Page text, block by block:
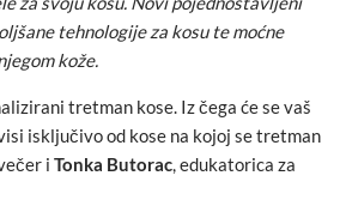
tehnologije za kosu te moćne
kože.
tretman kose. Iz čega će se vaš
isključivo od kose na kojoj se tretman
i Tonka Butorac, edukatorica za